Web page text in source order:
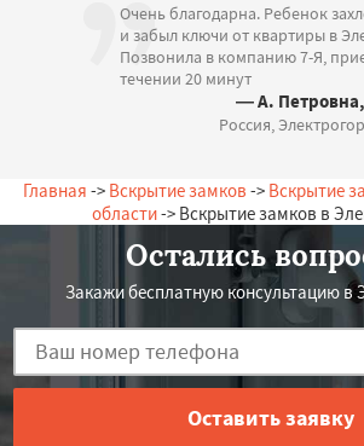
Очень благодарна. Ребенок
и забыл ключи от квартиры в
Позвонила в компанию 7-Я,
течении 20 минут
— А.
Россия,
Главная -> Вскрытие замков -> Вскрытие
области-> Вскрытие замков в
Остались
Закажи бесплатную консультацию в